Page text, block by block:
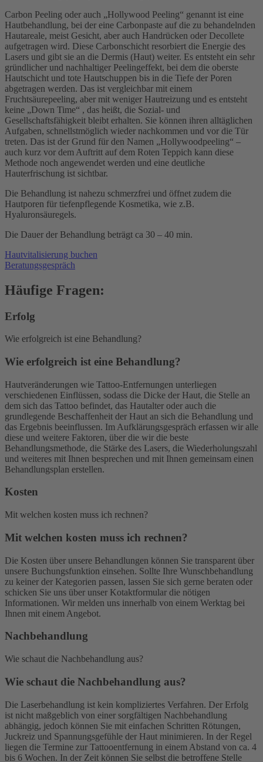
Carbon Peeling oder auch „Hollywood Peeling“ genannt ist eine
Hautbehandlung, bei der eine Carbonpaste auf die zu behandelnden
Hautareale, meist Gesicht, aber auch Handrücken oder Decollete
aufgetragen wird. Diese Carbonschicht resorbiert die Energie des
Lasers und gibt sie an die Dermis (Haut) weiter. Es entsteht ein sehr
gründlicher und nachhaltiger Peelingeffekt, bei dem die oberste
Hautschicht und tote Hautschuppen bis in die Tiefe der Poren
abgetragen werden. Das ist vergleichbar mit einem
Fruchtsäurepeeling, aber mit weniger Hautreizung und es entsteht
keine „Down Time“ , das heißt, die Sozial- und
Gesellschaftsfähigkeit bleibt erhalten. Sie können ihren alltäglichen
Aufgaben, schnellstmöglich wieder nachkommen und vor die Tür
treten. Das ist der Grund für den Namen „Hollywoodpeeling“ –
auch kurz vor dem Auftritt auf dem Roten Teppich kann diese
Methode noch angewendet werden und eine deutliche
Hauterfrischung ist sichtbar.
Die Behandlung ist nahezu schmerzfrei und öffnet zudem die
Hautporen für tiefenpflegende Kosmetika, wie z.B.
Hyaluronsäuregels.
Die Dauer der Behandlung beträgt ca 30 – 40 min.
Hautvitalisierung buchen
Beratungsgespräch
Häufige Fragen:
Erfolg
Wie erfolgreich ist eine Behandlung?
Wie erfolgreich ist eine Behandlung?
Hautveränderungen wie Tattoo-Entfernungen unterliegen
verschiedenen Einflüssen, sodass die Dicke der Haut, die Stelle an
dem sich das Tattoo befindet, das Hautalter oder auch die
grundlegende Beschaffenheit der Haut an sich die Behandlung und
das Ergebnis beeinflussen. Im Aufklärungsgespräch erfassen wir alle
diese und weitere Faktoren, über die wir die beste
Behandlungsmethode, die Stärke des Lasers, die Wiederholungszahl
und weiteres mit Ihnen besprechen und mit Ihnen gemeinsam einen
Behandlungsplan erstellen.
Kosten
Mit welchen kosten muss ich rechnen?
Mit welchen kosten muss ich rechnen?
Die Kosten über unsere Behandlungen können Sie transparent über
unsere Buchungsfunktion einsehen. Sollte Ihre Wunschbehandlung
zu keiner der Kategorien passen, lassen Sie sich gerne beraten oder
schicken Sie uns über unser Kotaktformular die nötigen
Informationen. Wir melden uns innerhalb von einem Werktag bei
Ihnen mit einem Angebot.
Nachbehandlung
Wie schaut die Nachbehandlung aus?
Wie schaut die Nachbehandlung aus?
Die Laserbehandlung ist kein kompliziertes Verfahren. Der Erfolg
ist nicht maßgeblich von einer sorgfältigen Nachbehandlung
abhängig, jedoch können Sie mit einfachen Schritten Rötungen,
Juckreiz und Spannungsgefühle der Haut minimieren. In der Regel
liegen die Termine zur Tattooentfernung in einem Abstand von ca. 4
bis 6 Wochen. In der Zeit können Sie selbst die betroffene Stelle